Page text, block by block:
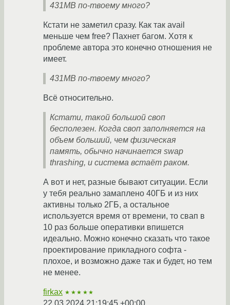
431MB по-твоему много?
Кстати не заметил сразу. Как так avail
меньше чем free? Пахнет багом. Хотя к
проблеме автора это конечно отношения не
имеет.
431MB по-твоему много?
Всё относительно.
Кстати, такой большой своп
бесполезен. Когда своп заполняется на
объем больший, чем физическая
память, обычно начинается swap
thrashing, и система встаёт раком.
А вот и нет, разные бывают ситуации. Если
у тебя реально замаплено 40ГБ и из них
активны только 2ГБ, а остальное
используется время от времени, то свап в
10 раз больше оперативки впишется
идеально. Можно конечно сказать что такое
проектирование прикладного софта -
плохое, и возможно даже так и будет, но тем
не менее.
firkax ★★★★★
22.03.2024 21:19:45 +00:00